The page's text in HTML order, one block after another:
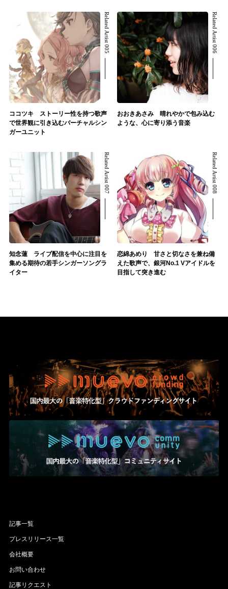
Related Artist 005
ココツキ ストーリー性を持つ歌声
で世界観に引き込むバーチャルシン
ガーユニット
Related Artist 006
おおきあさみ 晴れやかで包み込む
ような、心に寄り添う音楽
Related Artist 007
知念蓮 ライブ配信を中心に注目を
集める期待の若手シンガーソングラ
イター
Related Artist 008
恋綿あめり 甘さと切なさを兼ね備
えた歌声で、銀河No.1 Vアイドルを
目指して突き進む
記事一覧
プレスリリース一覧
会社概要
お問い合わせ
記事リクエスト